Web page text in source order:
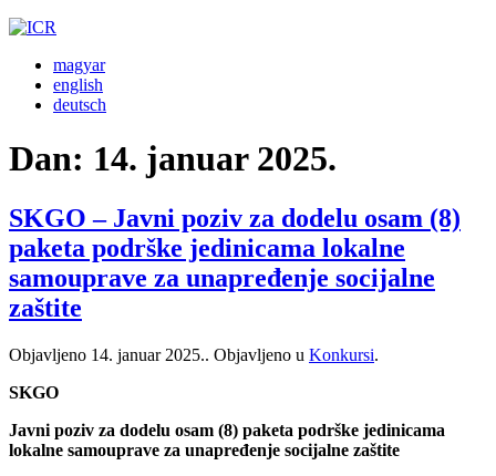
magyar
english
deutsch
Dan: 14. januar 2025.
SKGO – Javni poziv za dodelu osam (8)
paketa podrške jedinicama lokalne
samouprave za unapređenje socijalne
zaštite
Objavljeno 14. januar 2025.. Objavljeno u Konkursi.
SKGO
Javni poziv za dodelu osam (8) paketa podrške jedinicama
lokalne samouprave za unapređenje socijalne zaštite